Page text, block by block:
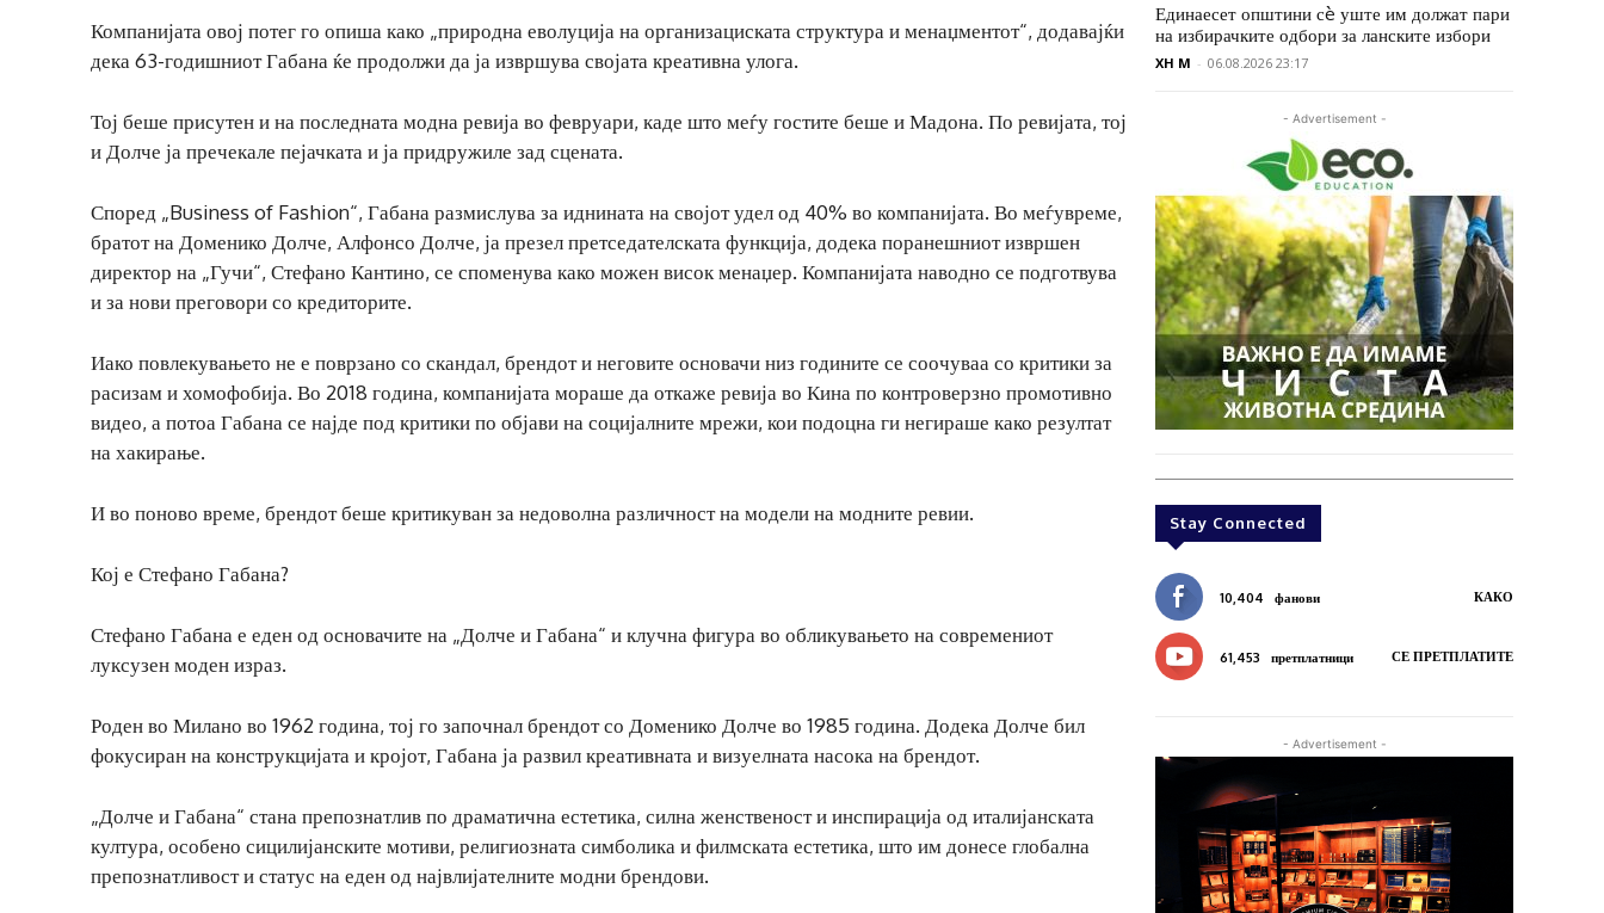
Компанијата овој потег го опиша како „природна еволуција на организациската структура и менаџментот“, додавајќи
дека 63-годишниот Габана ќе продолжи да ја извршува својата креативна улога.
Тој беше присутен и на последната модна ревија во февруари, каде што меѓу гостите беше и Мадона. По ревијата, тој
и Долче ја пречекале пејачката и ја придружиле зад сцената.
Според „Business of Fashion“, Габана размислува за иднината на својот удел од 40% во компанијата. Во меѓувреме,
братот на Доменико Долче, Алфонсо Долче, ја презел претседателската функција, додека поранешниот извршен
директор на „Гучи“, Стефано Кантино, се споменува како можен висок менаџер. Компанијата наводно се подготвува
и за нови преговори со кредиторите.
Иако повлекувањето не е поврзано со скандал, брендот и неговите основачи низ годините се соочуваа со критики за
расизам и хомофобија. Во 2018 година, компанијата мораше да откаже ревија во Кина по контроверзно промотивно
видео, а потоа Габана се најде под критики по објави на социјалните мрежи, кои подоцна ги негираше како резултат
на хакирање.
И во поново време, брендот беше критикуван за недоволна различност на модели на модните ревии.
Кој е Стефано Габана?
Стефано Габана е еден од основачите на „Долче и Габана“ и клучна фигура во обликувањето на современиот
луксузен моден израз.
Роден во Милано во 1962 година, тој го започнал брендот со Доменико Долче во 1985 година. Додека Долче бил
фокусиран на конструкцијата и кројот, Габана ја развил креативната и визуелната насока на брендот.
„Долче и Габана“ стана препознатлив по драматична естетика, силна женственост и инспирација од италијанската
култура, особено сицилијанските мотиви, религиозната симболика и филмската естетика, што им донесе глобална
препознатливост и статус на еден од највлијателните модни брендови.
Единаесет општини сè уште им должат пари
на избирачките одбори за ланските избори
XH M - 06.08.2026 23:17
- Advertisement -
Stay Connected
10,404 фанови КАКО
61,453 претплатници СЕ ПРЕТПЛАТИТЕ
- Advertisement -